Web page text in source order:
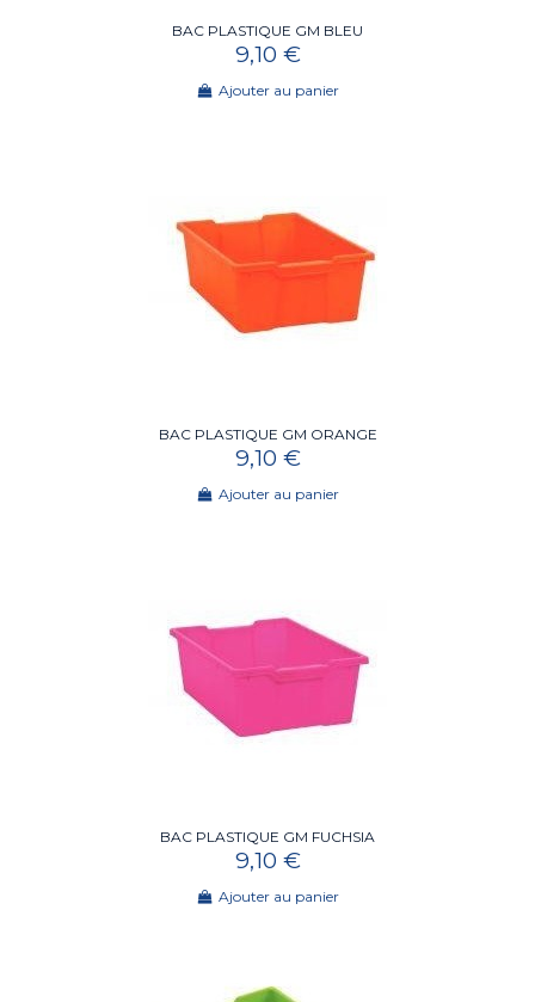
BAC PLASTIQUE GM BLEU
9,10 €
Ajouter au panier
BAC PLASTIQUE GM ORANGE
9,10 €
Ajouter au panier
BAC PLASTIQUE GM FUCHSIA
9,10 €
Ajouter au panier